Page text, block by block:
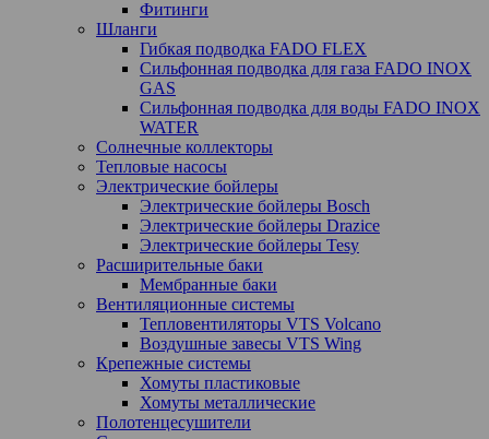
Фитинги
Шланги
Гибкая подводка FADO FLEX
Сильфонная подводка для газа FADO INOX
GAS
Сильфонная подводка для воды FADO INOX
WATER
Солнечные коллекторы
Тепловые насосы
Электрические бойлеры
Электрические бойлеры Bosch
Электрические бойлеры Drazice
Электрические бойлеры Tesy
Расширительные баки
Мембранные баки
Вентиляционные системы
Тепловентиляторы VTS Volcano
Воздушные завесы VTS Wing
Крепежные системы
Хомуты пластиковые
Хомуты металлические
Полотенцесушители